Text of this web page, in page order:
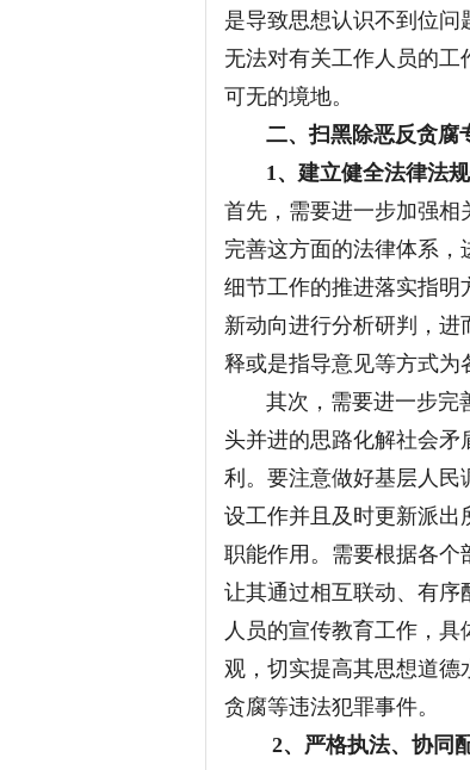
是导致思想认识不到位问
无法对有关工作人员的
可无的境地。
二、扫黑除恶反贪腐
1、建立健全法律法规
首先，需要进一步加强相
完善这方面的法律体系
细节工作的推进落实指明
新动向进行分析研判，
释或是指导意见等方式为
其次，需要进一步完善
头并进的思路化解社会
利。要注意做好基层人民
设工作并且及时更新派出
职能作用。需要根据各个
让其通过相互联动、有序
人员的宣传教育工作，
观，切实提高其思想道德
贪腐等违法犯罪事件。
2、严格执法、协同